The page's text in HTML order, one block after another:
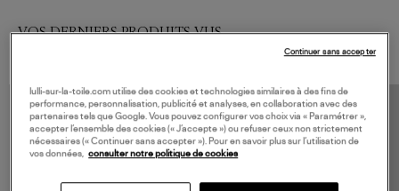
VOS DERNIERS PRODUITS VUS
lulli-sur-la-toile.com utilise des cookies et technologies similaires à des fins de
performance, personnalisation, publicité et analyses, en collaboration avec des
partenaires tels que Google. Vous pouvez configurer vos choix via « Paramétrer »,
accepter l’ensemble des cookies (« J’accepte ») ou refuser ceux non strictement
nécessaires (« Continuer sans accepter »). Pour en savoir plus sur l’utilisation de
vos données, consulter notre politique de cookies
Continuer sans accepter